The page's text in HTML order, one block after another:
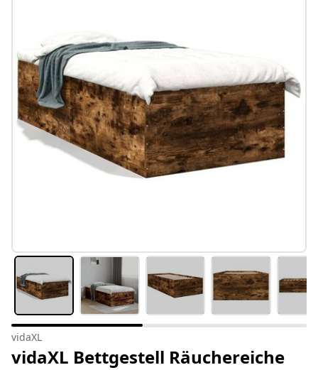
vidaXL
vidaXL Bettgestell Räuchereiche